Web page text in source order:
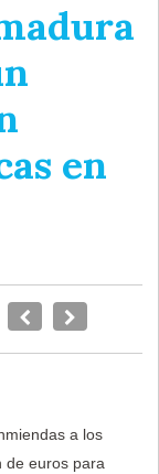
en
a los
de euros para